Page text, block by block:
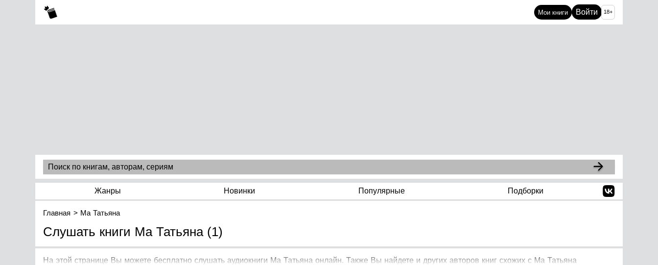
Мои книги Войти 18+
Жанры Новинки Популярные Подборки
Главная Ма Татьяна
Слушать книги Ма Татьяна (1)
На этой странице Вы можете бесплатно слушать аудиокниги Ма Татьяна онлайн. Также Вы найдете и других авторов книг схожих с Ма Татьяна